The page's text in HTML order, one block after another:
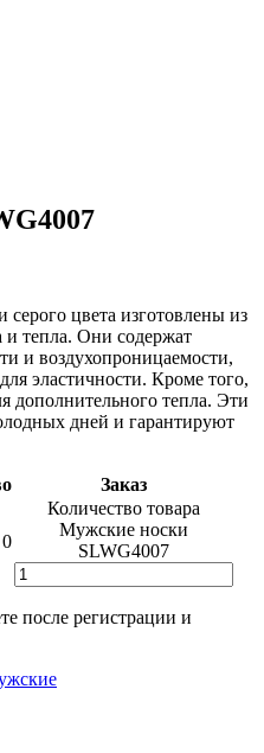
цвета изготовлены из
и тепла. Они содержат
и воздухопроницаемости,
эластичности. Кроме того,
дополнительного тепла. Эти
дней и гарантируют
Заказ
0
Количество товара
Мужские носки
SLWG4007
после регистрации и